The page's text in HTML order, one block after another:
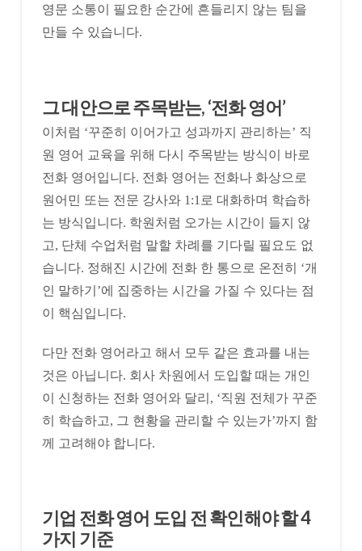
영문 소통이 필요한 순간에 흔들리지 않는 팀을
만들 수 있습니다.
​그 대안으로 주목받는, ‘전화 영어’
이처럼 ‘꾸준히 이어가고 성과까지 관리하는’ 직
원 영어 교육을 위해 다시 주목받는 방식이 바로
전화 영어입니다. 전화 영어는 전화나 화상으로
원어민 또는 전문 강사와 1:1로 대화하며 학습하
는 방식입니다. 학원처럼 오가는 시간이 들지 않
고, 단체 수업처럼 말할 차례를 기다릴 필요도 없
습니다. 정해진 시간에 전화 한 통으로 온전히 ‘개
인 말하기’에 집중하는 시간을 가질 수 있다는 점
이 핵심입니다.
다만 전화 영어라고 해서 모두 같은 효과를 내는
것은 아닙니다. 회사 차원에서 도입할 때는 개인
이 신청하는 전화 영어와 달리, ‘직원 전체가 꾸준
히 학습하고, 그 현황을 관리할 수 있는가’까지 함
께 고려해야 합니다.
​기업 전화 영어 도입 전 확인해야 할 4
가지 기준